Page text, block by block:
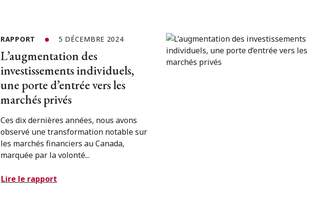
RAPPORT 5 DÉCEMBRE 2024
L’augmentation des
investissements individuels,
une porte d’entrée vers les
marchés privés
Ces dix dernières années, nous avons
observé une transformation notable sur
les marchés financiers au Canada,
marquée par la volonté...
Lire le rapport